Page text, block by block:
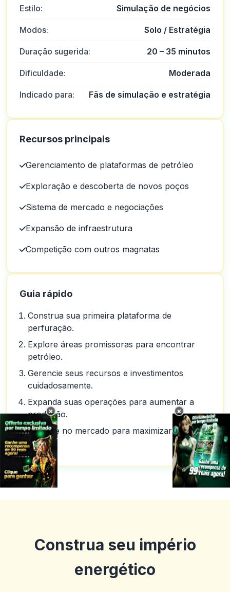
Estilo: Simulação de negócios
Modos: Solo / Estratégia
Duração sugerida: 20 – 35 minutos
Dificuldade: Moderada
Indicado para: Fãs de simulação e estratégia
Recursos principais
Gerenciamento de plataformas de petróleo
Exploração e descoberta de novos poços
Sistema de mercado e negociações
Expansão de infraestrutura
Competição com outros magnatas
Guia rápido
Construa sua primeira plataforma de
perfuração.
Explore áreas promissoras para encontrar
petróleo.
Gerencie seus recursos e investimentos
cuidadosamente.
Expanda suas operações para aumentar a
produção.
Negocie no mercado para maximizar seus
lucros.
Construa seu império
energético
× ×